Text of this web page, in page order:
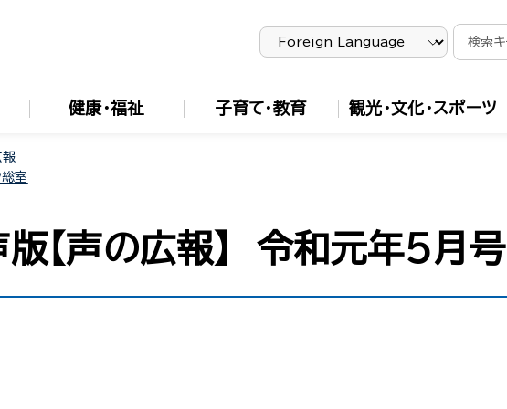
健康・福祉 子育て・教育 観光・文化・スポーツ
報
室
【声の広報】 令和元年５月号